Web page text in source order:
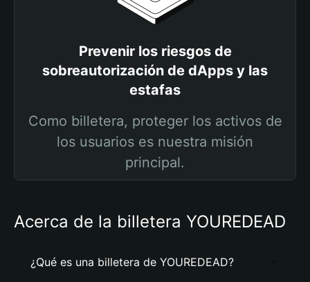
Prevenir los riesgos de
sobreautorización de dApps y las
estafas
Como billetera, proteger los activos de
los usuarios es nuestra misión
principal.
Acerca de la billetera YOUREDEAD
¿Qué es una billetera de YOUREDEAD?